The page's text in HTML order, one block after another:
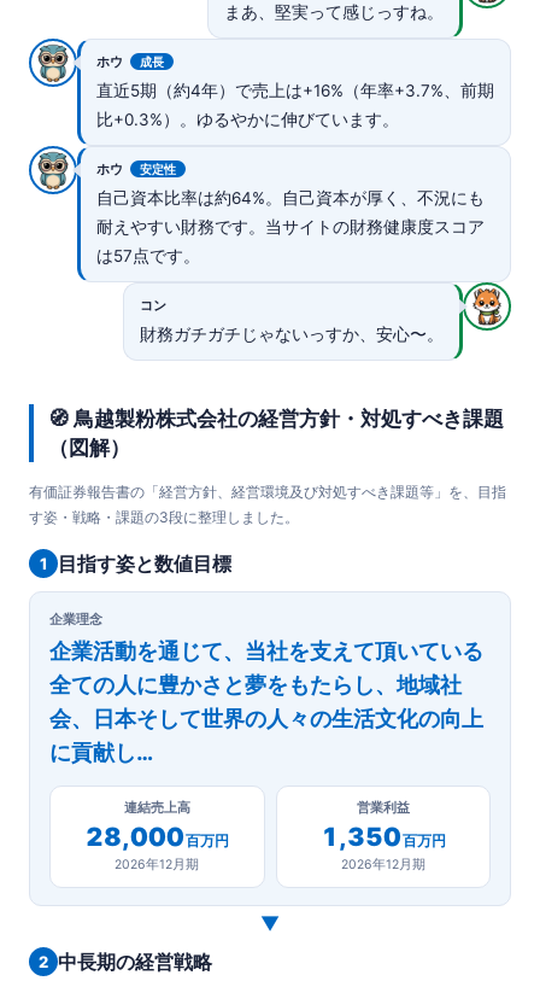
まあ、堅実って感じっすね。
ホウ 成長
直近5期（約4年）で売上は+16%（年率+3.7%、前期
比+0.3%）。ゆるやかに伸びています。
ホウ 安定性
自己資本比率は約64%。自己資本が厚く、不況にも
耐えやすい財務です。当サイトの財務健康度スコア
は57点です。
コン
財務ガチガチじゃないっすか、安心〜。
🧭 鳥越製粉株式会社の経営方針・対処すべき課題
（図解）
有価証券報告書の「経営方針、経営環境及び対処すべき課題等」を、目指
す姿・戦略・課題の3段に整理しました。
1 目指す姿と数値目標
企業理念
企業活動を通じて、当社を支えて頂いている
全ての人に豊かさと夢をもたらし、地域社
会、日本そして世界の人々の生活文化の向上
に貢献し…
連結売上高
28,000百万円
2026年12月期
営業利益
1,350百万円
2026年12月期
▼
2 中長期の経営戦略